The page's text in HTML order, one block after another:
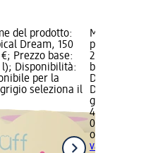
del prodotto:
Dream, 150
Prezzo base:
l); Disponibilità:
per la
seleziona il
Marca:
prodotto:
200 ml;
base: 0,2 l
Disponibile
grigio
4,99 €
0,2 l (24,95
organic
vaniglia,